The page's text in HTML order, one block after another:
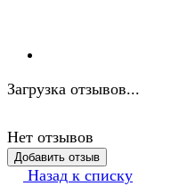
Загрузка отзывов...
Нет отзывов
Добавить отзыв
Назад к списку